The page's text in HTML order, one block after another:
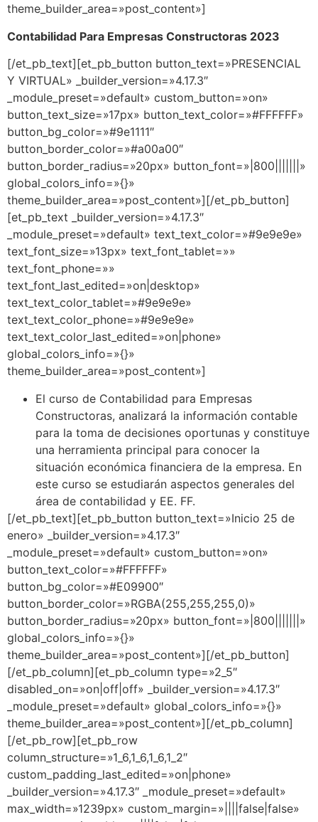
theme_builder_area=»post_content»]
Contabilidad Para Empresas Constructoras 2023
[/et_pb_text][et_pb_button button_text=»PRESENCIAL
Y VIRTUAL» _builder_version=»4.17.3″
_module_preset=»default» custom_button=»on»
button_text_size=»17px» button_text_color=»#FFFFFF»
button_bg_color=»#9e1111″
button_border_color=»#a00a00″
button_border_radius=»20px» button_font=»|800|||||||»
global_colors_info=»{}»
theme_builder_area=»post_content»][/et_pb_button]
[et_pb_text _builder_version=»4.17.3″
_module_preset=»default» text_text_color=»#9e9e9e»
text_font_size=»13px» text_font_tablet=»»
text_font_phone=»»
text_font_last_edited=»on|desktop»
text_text_color_tablet=»#9e9e9e»
text_text_color_phone=»#9e9e9e»
text_text_color_last_edited=»on|phone»
global_colors_info=»{}»
theme_builder_area=»post_content»]
El curso de Contabilidad para Empresas
Constructoras, analizará la información contable
para la toma de decisiones oportunas y constituye
una herramienta principal para conocer la
situación económica financiera de la empresa. En
este curso se estudiarán aspectos generales del
área de contabilidad y EE. FF.
[/et_pb_text][et_pb_button button_text=»Inicio 25 de
enero» _builder_version=»4.17.3″
_module_preset=»default» custom_button=»on»
button_text_color=»#FFFFFF»
button_bg_color=»#E09900″
button_border_color=»RGBA(255,255,255,0)»
button_border_radius=»20px» button_font=»|800|||||||»
global_colors_info=»{}»
theme_builder_area=»post_content»][/et_pb_button]
[/et_pb_column][et_pb_column type=»2_5″
disabled_on=»on|off|off» _builder_version=»4.17.3″
_module_preset=»default» global_colors_info=»{}»
theme_builder_area=»post_content»][/et_pb_column]
[/et_pb_row][et_pb_row
column_structure=»1_6,1_6,1_6,1_2″
custom_padding_last_edited=»on|phone»
_builder_version=»4.17.3″ _module_preset=»default»
max_width=»1239px» custom_margin=»||||false|false»